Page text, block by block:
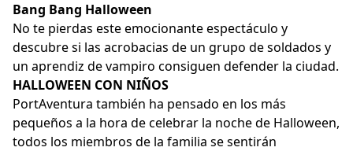
Bang Bang Halloween
No te pierdas este emocionante espectáculo y
descubre si las acrobacias de un grupo de soldados y
un aprendiz de vampiro consiguen defender la ciudad.
HALLOWEEN CON NIÑOS
PortAventura también ha pensado en los más
pequeños a la hora de celebrar la noche de Halloween,
todos los miembros de la familia se sentirán